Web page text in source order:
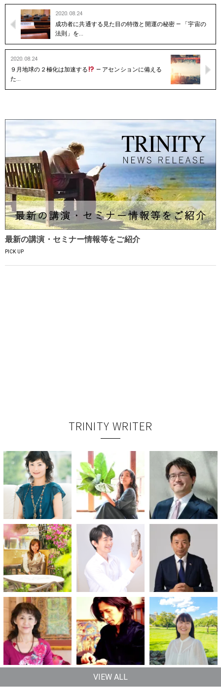
2020.08.24
成功者に共通する見た目の特徴と開運の秘密 — 「宇宙の
法則」を…
2020.08.24
９月地球の２極化は加速する
— アセンションに備える
た…
最新の講演・セミナー情報等をご紹介
PICK UP
TRINITY WRITER
VIEW ALL